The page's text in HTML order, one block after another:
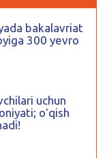
bakalavriat
300 yevro
uchun
oʻqish